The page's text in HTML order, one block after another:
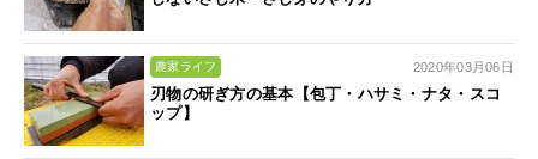
農家ライフ 2020年03月06日
刃物の研ぎ方の基本【包丁・ハサミ・ナタ・スコ
ップ】